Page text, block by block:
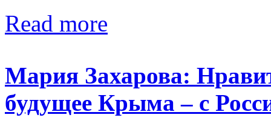
Read more
Мария Захарова:
будущее Крыма – с